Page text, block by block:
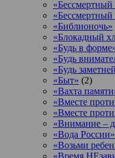
«Бессмертный
«Бессмертный
«Библионочь»
«Блокадный
«Будь в
«Будь
«Будь
«Быт» (2)
«Вахта
«Вместе
«Вместе
«Внимание –
«Вода России»
«Возьми